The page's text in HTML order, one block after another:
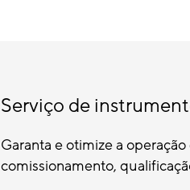
Serviço de
Garanta e otimize a
comissionamento,